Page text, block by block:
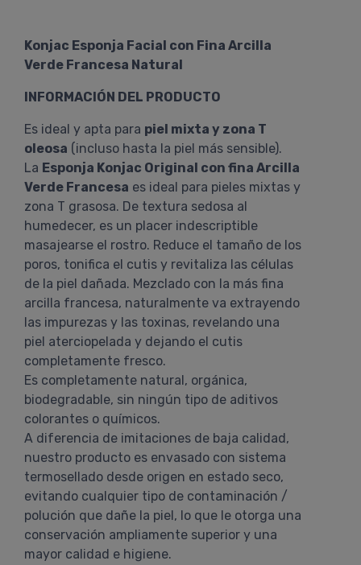
Konjac Esponja Facial con Fina Arcilla
Verde Francesa Natural
INFORMACIÓN DEL PRODUCTO
Es ideal y apta para piel mixta y zona T
oleosa (incluso hasta la piel más sensible).
La Esponja Konjac Original con fina Arcilla
Verde Francesa es ideal para pieles mixtas y
zona T grasosa. De textura sedosa al
humedecer, es un placer indescriptible
masajearse el rostro. Reduce el tamaño de los
poros, tonifica el cutis y revitaliza las células
de la piel dañada. Mezclado con la más fina
arcilla francesa, naturalmente va extrayendo
las impurezas y las toxinas, revelando una
piel aterciopelada y dejando el cutis
completamente fresco.
Es completamente natural, orgánica,
biodegradable, sin ningún tipo de aditivos
colorantes o químicos.
A diferencia de imitaciones de baja calidad,
nuestro producto es envasado con sistema
termosellado desde origen en estado seco,
evitando cualquier tipo de contaminación /
polución que dañe la piel, lo que le otorga una
conservación ampliamente superior y una
mayor calidad e higiene.